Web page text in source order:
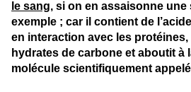
le sang, si on en assaisonne une
exemple ; car il contient de
en interaction avec les
hydrates de carbone et aboutit à
molécule scientifiquement